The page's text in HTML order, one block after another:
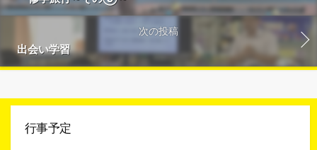
次の投稿
出会い学習
行事予定